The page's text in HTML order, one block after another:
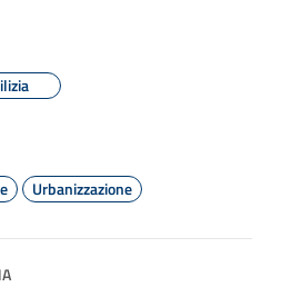
Urbanizzazione